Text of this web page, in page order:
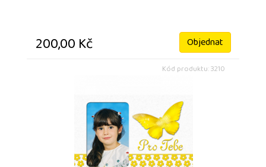
200,00 Kč Objednat
Kód produktu: 3210